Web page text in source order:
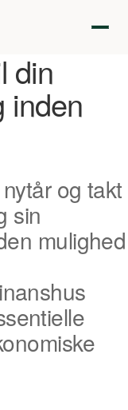
din
inden
og takt
sin
mulighed